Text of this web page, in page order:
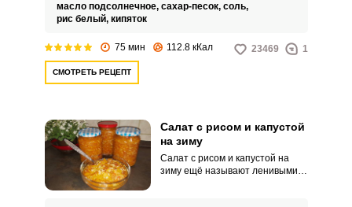
масло подсолнечное, сахар-песок, соль,
рис белый, кипяток
75 мин 112.8 кКал 23469 1
СМОТРЕТЬ РЕЦЕПТ
Салат с рисом и капустой
на зиму
Салат с рисом и капустой на
зиму ещё называют ленивыми